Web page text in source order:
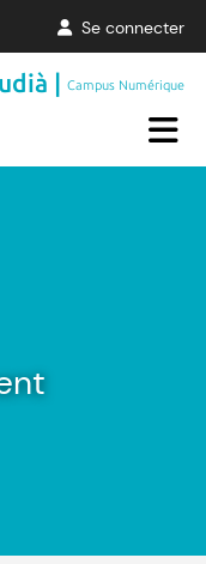
Se connecter
|Campus Numérique